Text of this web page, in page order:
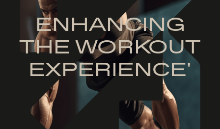
ENHANCING
THE WORKOUT
EXPERIENCE'